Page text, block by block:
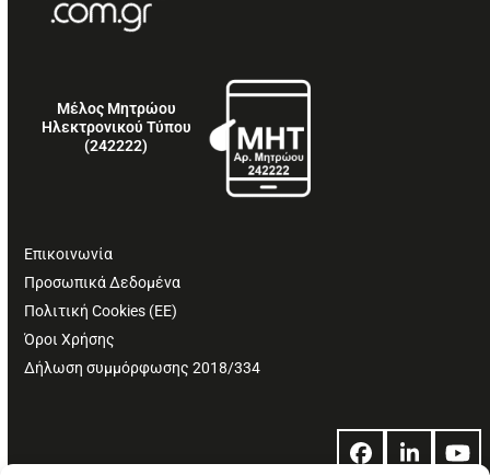
Μέλος Μητρώου
Ηλεκτρονικού Τύπου
(242222)
Επικοινωνία
Προσωπικά Δεδομένα
Πολιτική Cookies (ΕΕ)
Όροι Χρήσης
Δήλωση συμμόρφωσης 2018/334
Facebook
LinkedIn